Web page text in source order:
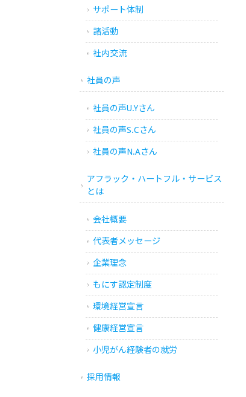
サポート体制
諸活動
社内交流
社員の声
社員の声U.Yさん
社員の声S.Cさん
社員の声N.Aさん
アフラック・ハートフル・サービス
とは
会社概要
代表者メッセージ
企業理念
もにす認定制度
環境経営宣言
健康経営宣言
小児がん経験者の就労
採用情報